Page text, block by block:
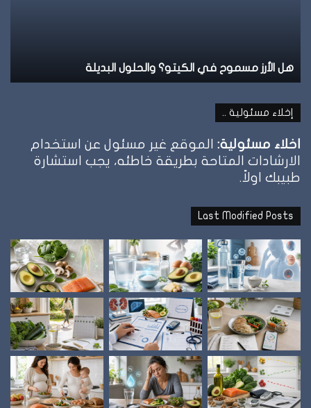
هل الأرز مسموح في الكيتو؟ والحلول البديلة
إخلاء مسئولية ..
اخلاء مسئولية: الموقع غير مسئول عن استخدام
الارشادات المتاحة بطريقة خاطئه، يجب استشارة
طبيبك اولاً.
Last Modified Posts